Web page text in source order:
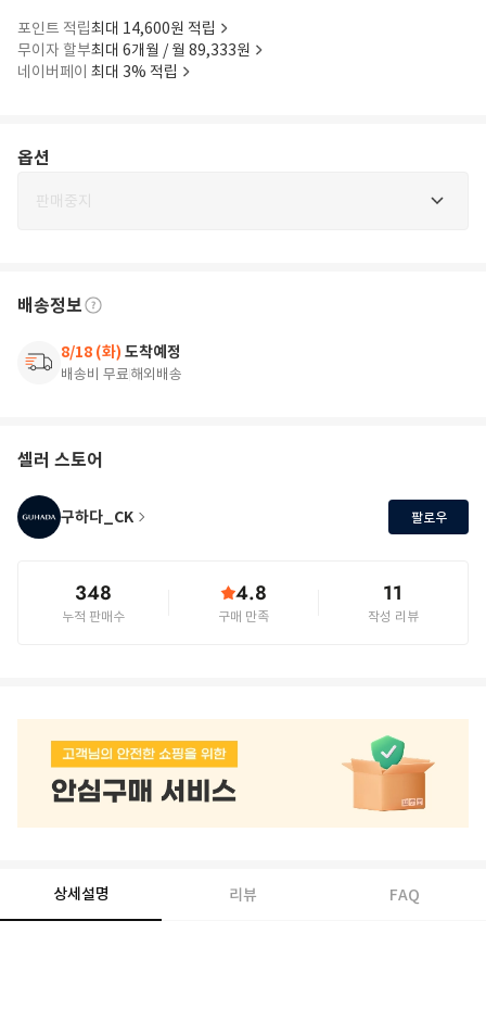
포인트 적립최대 14,600원 적립
무이자 할부최대 6개월 / 월 89,333원
네이버페이 최대 3% 적립
옵션
판매중지
배송정보
8/18 (화) 도착예정
배송비 무료해외배송
셀러 스토어
구하다_CK 팔로우
348
누적 판매수
4.8
구매 만족
11
작성 리뷰
상세설명 리뷰 FAQ